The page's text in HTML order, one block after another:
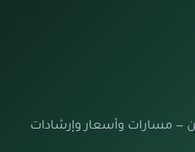
— مسارات وأسعار وإرشادات